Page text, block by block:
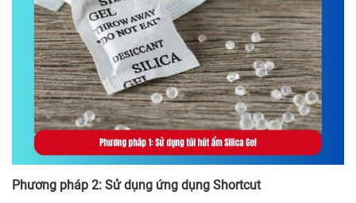
Phương pháp 2: Sử dụng ứng dụng Shortcut